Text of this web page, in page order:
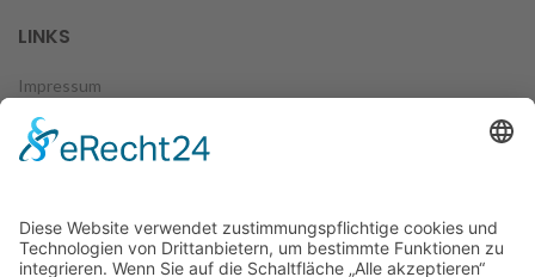
LINKS
Impressum
Datenschutz
Zahlungsweisen
Widerruf